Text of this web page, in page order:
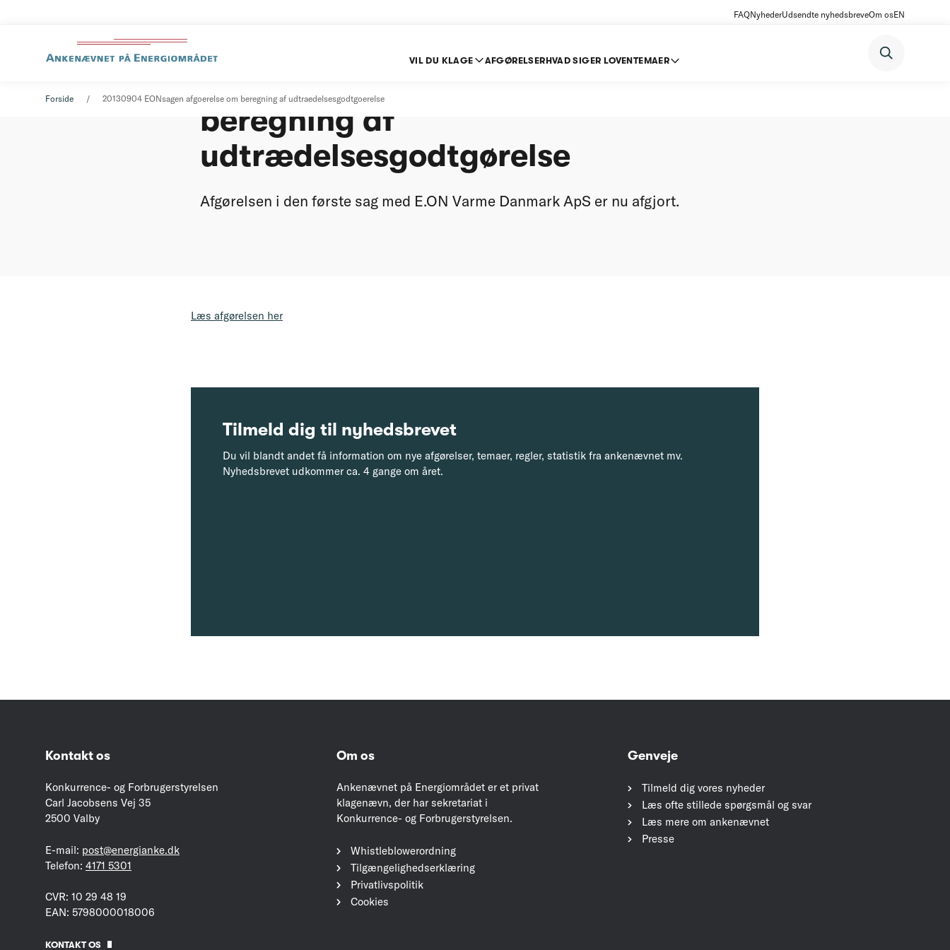
FAQNyhederUdsendte nyhedsbreveOm osEN
VIL DU KLAGE AFGØRELSERHVAD SIGER LOVENTEMAER
Forside 20130904 EONsagen afgoerelse om beregning af udtraedelsesgodtgoerelse
beregning af
udtrædelsesgodtgørelse
Afgørelsen i den første sag med E.ON Varme Danmark ApS er nu afgjort.
Læs afgørelsen her
Tilmeld dig til nyhedsbrevet
Du vil blandt andet få information om nye afgørelser, temaer, regler, statistik fra ankenævnet mv.
Nyhedsbrevet udkommer ca. 4 gange om året.
Kontakt os
Konkurrence- og Forbrugerstyrelsen
Carl Jacobsens Vej 35
2500 Valby
E-mail: post@energianke.dk
Telefon: 4171 5301
CVR: 10 29 48 19
EAN: 5798000018006
KONTAKT OS
Om os
Ankenævnet på Energiområdet er et privat
klagenævn, der har sekretariat i
Konkurrence- og Forbrugerstyrelsen.
Whistleblowerordning
Tilgængelighedserklæring
Privatlivspolitik
Cookies
Genveje
Tilmeld dig vores nyheder
Læs ofte stillede spørgsmål og svar
Læs mere om ankenævnet
Presse